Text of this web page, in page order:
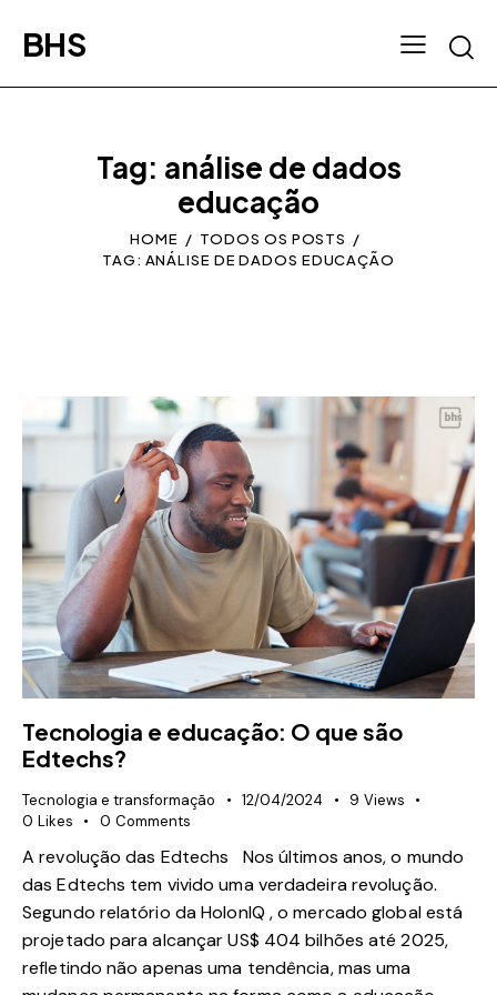
BHS
Tag: análise de dados
educação
HOME
TODOS OS POSTS
TAG: ANÁLISE DE DADOS EDUCAÇÃO
Tecnologia e educação: O que são
Edtechs?
Tecnologia e transformação 12/04/2024 9 Views
0 Likes 0 Comments
A revolução das Edtechs Nos últimos anos, o mundo
das Edtechs tem vivido uma verdadeira revolução.
Segundo relatório da HolonIQ , o mercado global está
projetado para alcançar US$ 404 bilhões até 2025,
refletindo não apenas uma tendência, mas uma